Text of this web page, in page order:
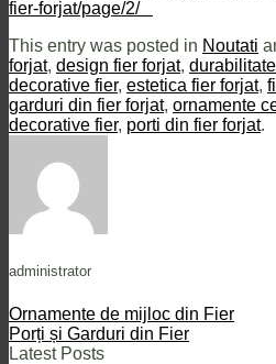
fier-forjat/page/2/
This entry was posted in Noutati
forjat, design fier forjat,
decorative fier, estetica fier forjat,
garduri din fier forjat, ornamente
decorative fier, porti din fier forjat.
administrator
Ornamente de mijloc din Fier
Porți și Garduri din Fier
Latest Posts